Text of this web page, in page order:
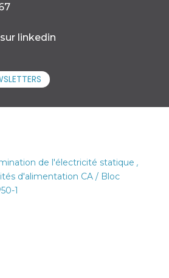
linkedin
de l'électricité statique /
d'alimentation CA/ Bloc
1